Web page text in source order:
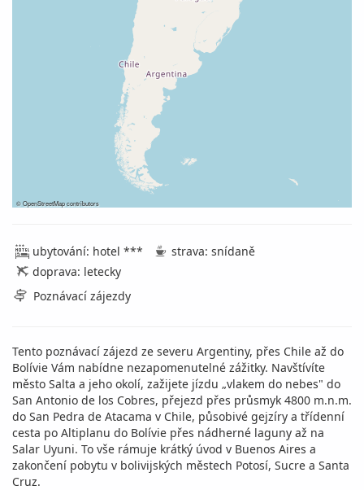
©OpenStreetMapcontributors
ubytování: hotel ***
strava: snídaně
doprava: letecky
Poznávací zájezdy
Tento poznávací zájezd ze severu Argentiny, přes Chile až do
Bolívie Vám nabídne nezapomenutelné zážitky. Navštívíte
město Salta a jeho okolí, zažijete jízdu „vlakem do nebes" do
San Antonio de los Cobres, přejezd přes průsmyk 4800 m.n.m.
do San Pedra de Atacama v Chile, působivé gejzíry a třídenní
cesta po Altiplanu do Bolívie přes nádherné laguny až na
Salar Uyuni. To vše rámuje krátký úvod v Buenos Aires a
zakončení pobytu v bolivijských městech Potosí, Sucre a Santa
Cruz.